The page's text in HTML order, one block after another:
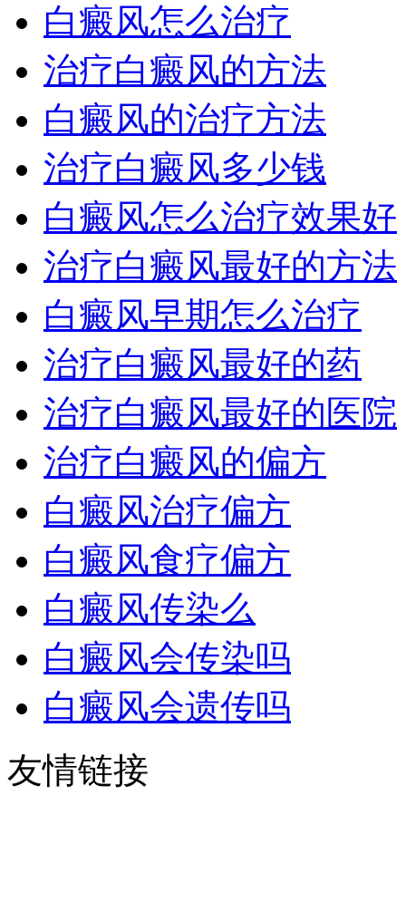
白癜风怎么治疗
治疗白癜风的方法
白癜风的治疗方法
治疗白癜风多少钱
白癜风怎么治疗效果好
治疗白癜风最好的方法
白癜风早期怎么治疗
治疗白癜风最好的药
治疗白癜风最好的医院
治疗白癜风的偏方
白癜风治疗偏方
白癜风食疗偏方
白癜风传染么
白癜风会传染吗
白癜风会遗传吗
友情链接